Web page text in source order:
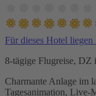
Für dieses Hotel
8-tägige Flugreise,
Charmante Anlage im
Tagesanimation, Live-